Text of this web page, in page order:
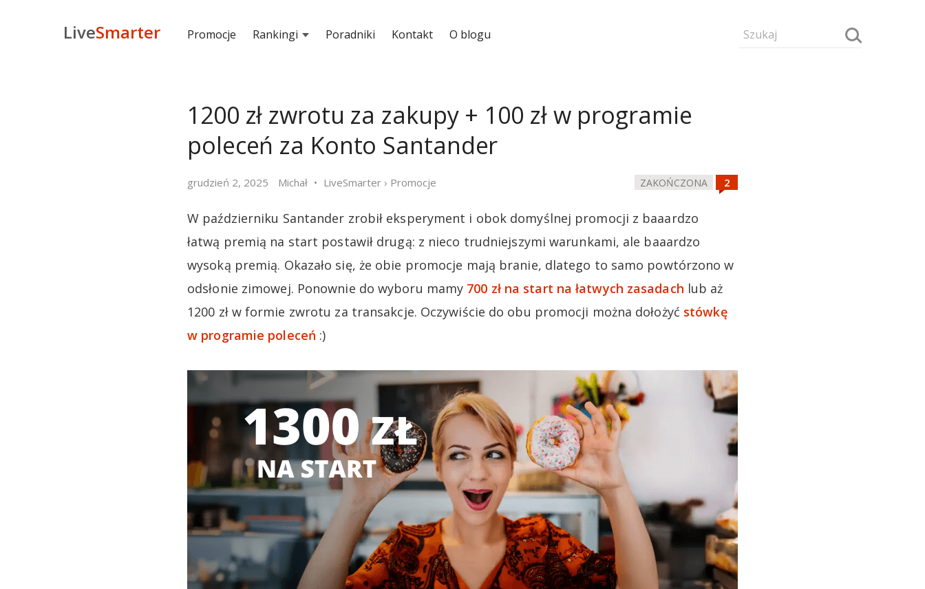
LiveSmarter Promocje Rankingi Poradniki Kontakt O blogu
1200 zł zwrotu za zakupy + 100 zł w programie
poleceń za Konto Santander
grudzień 2, 2025 Michał LiveSmarter › Promocje ZAKOŃCZONA
W październiku Santander zrobił eksperyment i obok domyślnej promocji z baaardzo
łatwą premią na start postawił drugą: z nieco trudniejszymi warunkami, ale baaardzo
wysoką premią. Okazało się, że obie promocje mają branie, dlatego to samo powtórzono w
odsłonie zimowej. Ponownie do wyboru mamy 700 zł na start na łatwych zasadach lub aż
1200 zł w formie zwrotu za transakcje. Oczywiście do obu promocji można dołożyć stówkę
w programie poleceń :)